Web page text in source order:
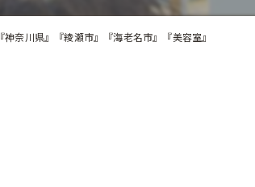
『神奈川県』『綾瀬市』『海老名市』『美容室』